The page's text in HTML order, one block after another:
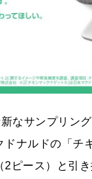
なサンプリン
ナルドの「チ
ピース）と引